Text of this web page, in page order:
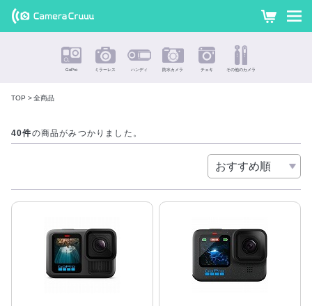
GoPro・ミ
ラーレス・
ハンディ
カメラ・防
チェキな
価格・往復
レンタル !
カ
GoPro ミラーレス ハンディ 防水カメラ チェキ その他のカメラ
TOP 全商品
全商品
40件の商品がみつかりました。